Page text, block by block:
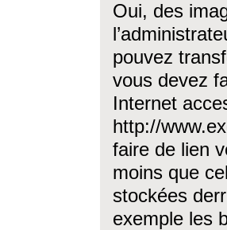
Oui, des
pouvez
vous devez
Internet
http://
faire de lien
moins que
stockées
exemple les